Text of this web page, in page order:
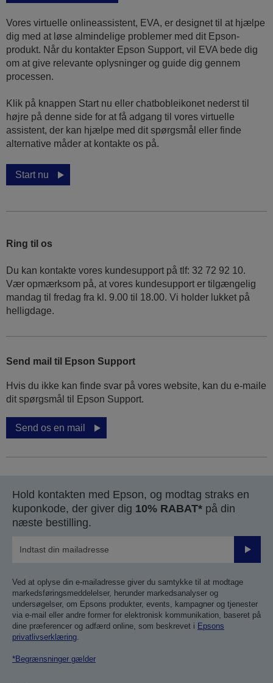
Vores virtuelle onlineassistent, EVA, er designet til at hjælpe
dig med at løse almindelige problemer med dit Epson-
produkt. Når du kontakter Epson Support, vil EVA bede dig
om at give relevante oplysninger og guide dig gennem
processen.
Klik på knappen Start nu eller chatbobleikonet nederst til
højre på denne side for at få adgang til vores virtuelle
assistent, der kan hjælpe med dit spørgsmål eller finde
alternative måder at kontakte os på.
Start nu
Ring til os
Du kan kontakte vores kundesupport på tlf: 32 72 92 10.
Vær opmærksom på, at vores kundesupport er tilgængelig
mandag til fredag ​​fra kl. 9.00 til 18.00. Vi holder lukket på
helligdage.
Send mail til Epson Support
Hvis du ikke kan finde svar på vores website, kan du e-maile
dit spørgsmål til Epson Support.
Send os en mail
Hold kontakten med Epson, og modtag straks en
kuponkode, der giver dig 10% RABAT* på din
næste bestilling.
Send
Ved at oplyse din e-mailadresse giver du samtykke til at modtage
markedsføringsmeddelelser, herunder markedsanalyser og
undersøgelser, om Epsons produkter, events, kampagner og tjenester
via e-mail eller andre former for elektronisk kommunikation, baseret på
dine præferencer og adfærd online, som beskrevet i Epsons
privatlivserklæring.
*Begrænsninger gælder